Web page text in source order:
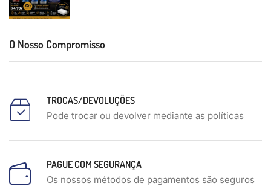
O Nosso Compromisso
TROCAS/DEVOLUÇÕES
Pode trocar ou devolver mediante as políticas
PAGUE COM SEGURANÇA
Os nossos métodos de pagamentos são seguros